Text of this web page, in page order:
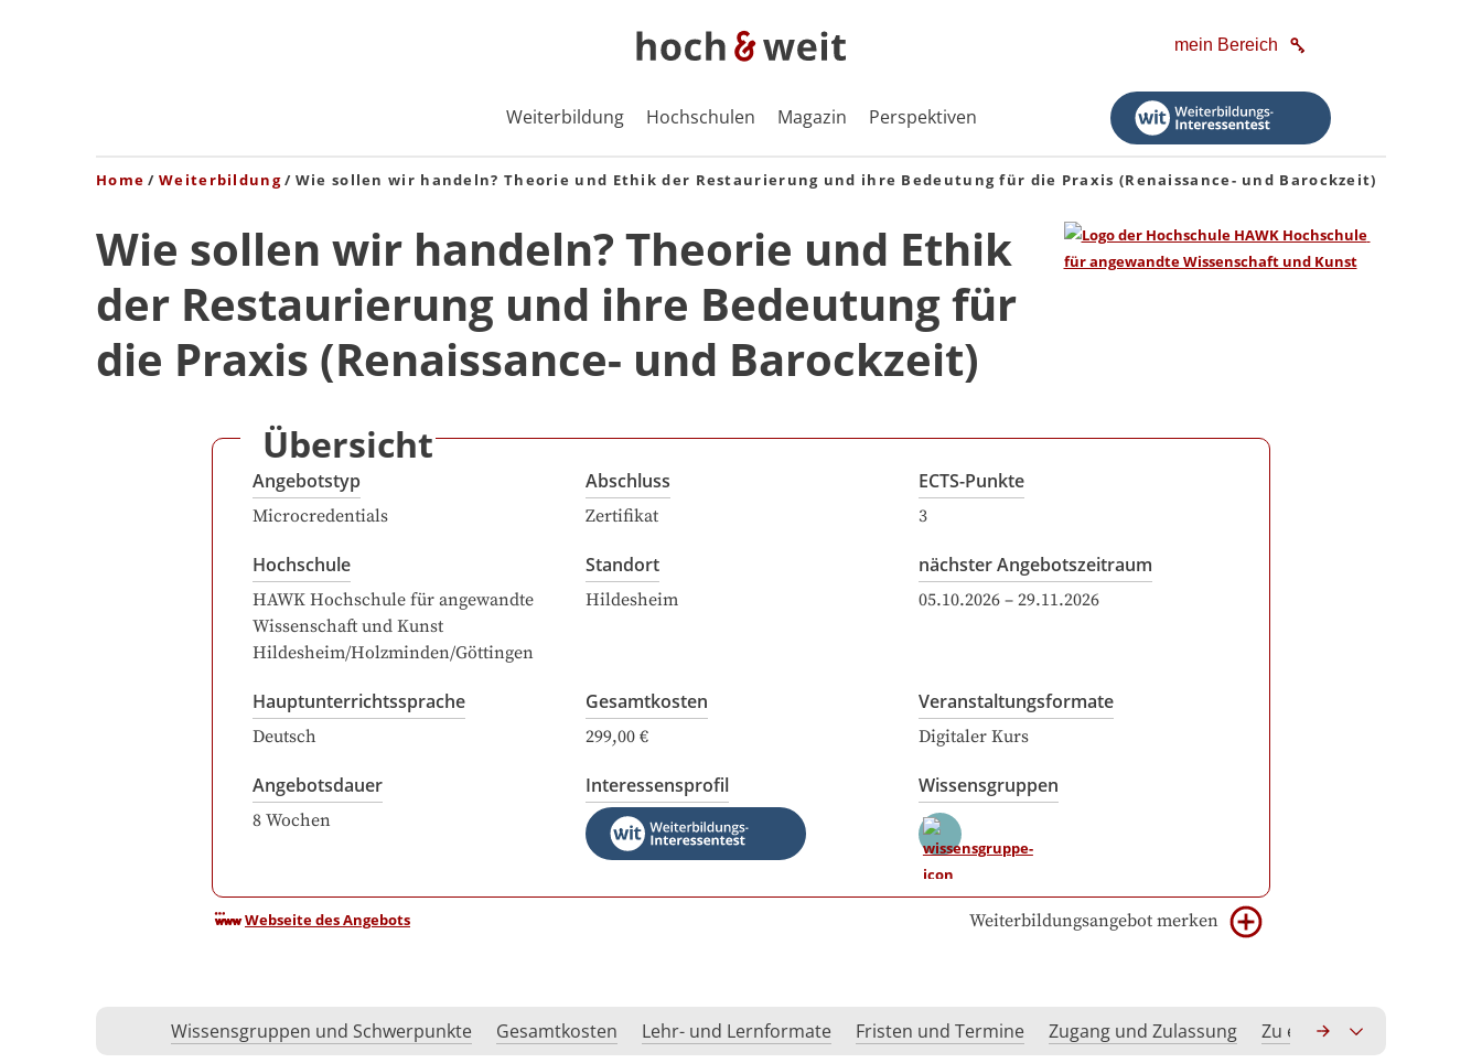
mein Bereich
Weiterbildung Hochschulen Magazin Perspektiven
Home Weiterbildung Wie sollen wir handeln? Theorie und Ethik der Restaurierung und ihre Bedeutung für die Praxis (Renaissance- und Barockzeit)
Wie sollen wir handeln? Theorie und Ethik
der Restaurierung und ihre Bedeutung für
die Praxis (Renaissance- und Barockzeit)
Übersicht
Angebotstyp
Microcredentials
Abschluss
Zertifikat
ECTS-Punkte
3
Hochschule
HAWK Hochschule für angewandte
Wissenschaft und Kunst
Hildesheim/Holzminden/Göttingen
Standort
Hildesheim
nächster Angebotszeitraum
05.10.2026 – 29.11.2026
Hauptunterrichtssprache
Deutsch
Gesamtkosten
299,00 €
Veranstaltungsformate
Digitaler Kurs
Angebotsdauer
8 Wochen
Interessensprofil Wissensgruppen
Webseite des Angebots Weiterbildungsangebot merken
Wissensgruppen und Schwerpunkte Gesamtkosten Lehr- und Lernformate Fristen und Termine Zugang und Zulassung Zu erwerbende